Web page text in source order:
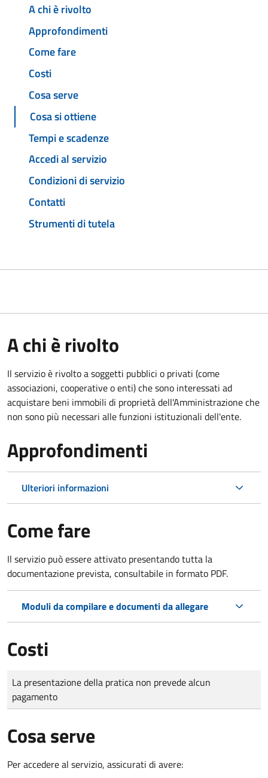
A chi è rivolto
Approfondimenti
Come fare
Costi
Cosa serve
Cosa si ottiene
Tempi e scadenze
Accedi al servizio
Condizioni di servizio
Contatti
Strumenti di tutela
A chi è rivolto
Il servizio è rivolto a soggetti pubblici o privati (come
associazioni, cooperative o enti) che sono interessati ad
acquistare beni immobili di proprietà dell'Amministrazione che
non sono più necessari alle funzioni istituzionali dell'ente.
Approfondimenti
Ulteriori informazioni
Come fare
Il servizio può essere attivato presentando tutta la
documentazione prevista, consultabile in formato PDF.
Moduli da compilare e documenti da allegare
Costi
Tipo di pagamento
Importo
La presentazione della pratica non prevede alcun
pagamento
Cosa serve
Per accedere al servizio, assicurati di avere: